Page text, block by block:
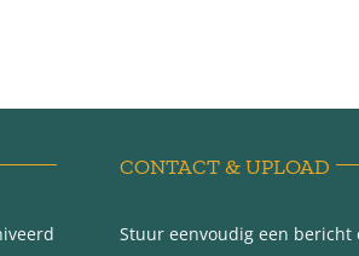
CONTACT & UPLOAD
Stuur eenvoudig een bericht